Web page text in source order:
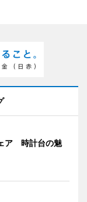
ア 時計台の魅